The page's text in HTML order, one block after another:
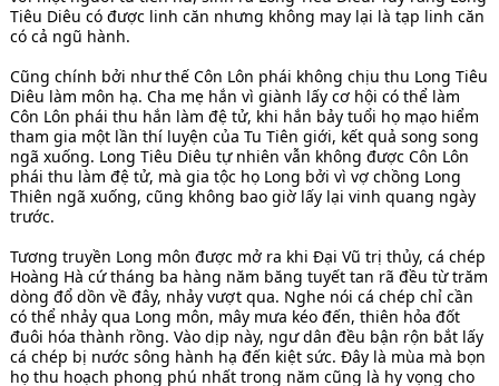
Tiêu Diêu có được linh căn nhưng không may lại là tạp linh căn
có cả ngũ hành.
Cũng chính bởi như thế Côn Lôn phái không chịu thu Long Tiêu
Diêu làm môn hạ. Cha mẹ hắn vì giành lấy cơ hội có thể làm
Côn Lôn phái thu hắn làm đệ tử, khi hắn bảy tuổi họ mạo hiểm
tham gia một lần thí luyện của Tu Tiên giới, kết quả song song
ngã xuống. Long Tiêu Diêu tự nhiên vẫn không được Côn Lôn
phái thu làm đệ tử, mà gia tộc họ Long bởi vì vợ chồng Long
Thiên ngã xuống, cũng không bao giờ lấy lại vinh quang ngày
trước.
Tương truyền Long môn được mở ra khi Đại Vũ trị thủy, cá chép
Hoàng Hà cứ tháng ba hàng năm băng tuyết tan rã đều từ trăm
dòng đổ dồn về đây, nhảy vượt qua. Nghe nói cá chép chỉ cần
có thể nhảy qua Long môn, mây mưa kéo đến, thiên hỏa đốt
đuôi hóa thành rồng. Vào dịp này, ngư dân đều bận rộn bắt lấy
cá chép bị nước sông hành hạ đến kiệt sức. Đây là mùa mà bọn
họ thu hoạch phong phú nhất trong năm cũng là hy vọng cho